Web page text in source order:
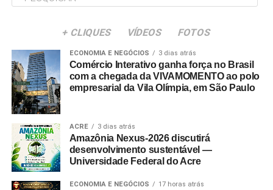
+ CLIQUES VÍDEOS FOTOS
ECONOMIA E NEGÓCIOS 3 dias atrás
Comércio Interativo ganha força no Brasil
com a chegada da VIVAMOMENTO ao polo
empresarial da Vila Olímpia, em São Paulo
ACRE 3 dias atrás
Amazônia Nexus-2026 discutirá
desenvolvimento sustentável —
Universidade Federal do Acre
ECONOMIA E NEGÓCIOS 17 horas atrás